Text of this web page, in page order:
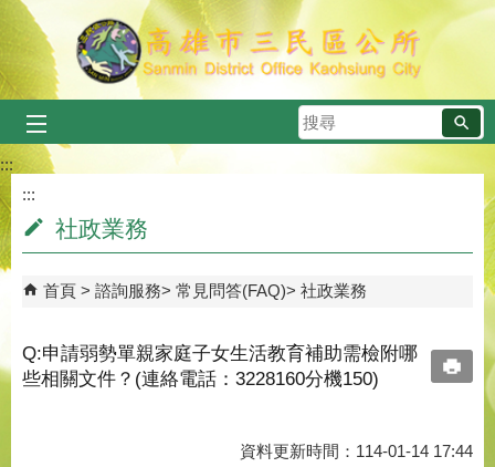
跳到主要內容區塊
搜
尋
:::
:::
社政業務
首頁 諮詢服務 常見問答(FAQ) 社政業務
Q:申請弱勢單親家庭子女生活教育補助需檢附哪
些相關文件？(連絡電話：3228160分機150)
資料更新時間：114-01-14 17:44